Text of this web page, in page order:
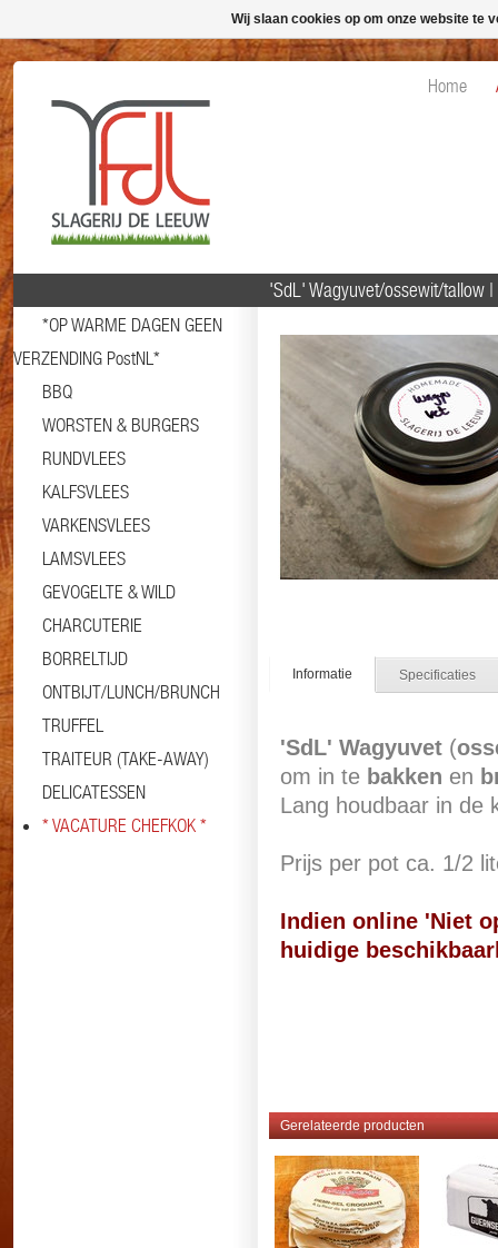
Home
*OP WARME DAGEN GEEN
VERZENDING PostNL*
BBQ
WORSTEN & BURGERS
RUNDVLEES
KALFSVLEES
VARKENSVLEES
LAMSVLEES
GEVOGELTE & WILD
CHARCUTERIE
BORRELTIJD
ONTBIJT/LUNCH/BRUNCH
TRUFFEL
TRAITEUR (TAKE-AWAY)
DELICATESSEN
* VACATURE CHEFKOK *
'SdL' Wagyuvet/ossewit/tallow
Informatie Specificaties
'SdL' Wagyuvet (
om in te bakken en
Lang houdbaar in de
Prijs per pot ca. 1/2
Indien online 'Niet
huidige
Gerelateerde producten
Wij slaan cookies op om onze website te